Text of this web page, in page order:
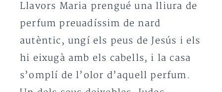
Llavors Maria prengué una lliura de
perfum preuadíssim de nard
autèntic, ungí els peus de Jesús i els
hi eixugà amb els cabells, i la casa
s’omplí de l’olor d’aquell perfum.